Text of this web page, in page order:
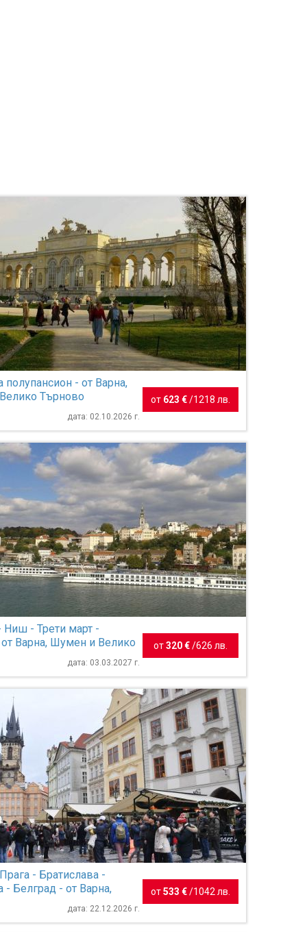
полупансион - от Варна,
Търново
дата: 02.10.2026 г.
от 623 € / 1218 лв.
Ниш - Трети март -
от Варна, Шумен и Велико
дата: 03.03.2027 г.
от320 € /626 лв.
- Братислава -
- Белград - от Варна,
Търноводата: 22.12.2026 г.
от533 € / 1042 лв.